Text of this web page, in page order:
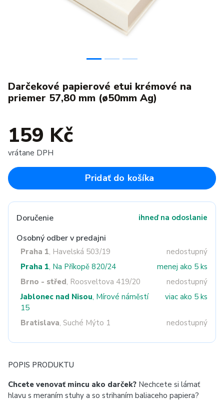
Darčekové papierové etui krémové na
priemer 57,80 mm (ø50mm Ag)
159 Kč
vrátane DPH
Pridať do košíka
Doručenie ihneď na odoslanie
Osobný odber v predajni
Praha 1, Havelská 503/19
nedostupný
Praha 1, Na Příkopě 820/24
menej ako 5 ks
Brno - střed, Roosveltova 419/20
nedostupný
Jablonec nad Nisou, Mírové náměstí
15
viac ako 5 ks
Bratislava, Suché Mýto 1 nedostupný
POPIS PRODUKTU
Chcete venovať mincu ako darček? Nechcete si lámať
hlavu s meraním stuhy a so strihaním baliaceho papiera?